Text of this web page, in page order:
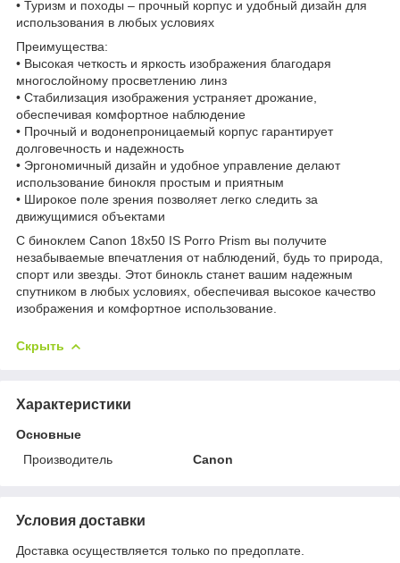
• Туризм и походы – прочный корпус и удобный дизайн для
использования в любых условиях
Преимущества:
• Высокая четкость и яркость изображения благодаря
многослойному просветлению линз
• Стабилизация изображения устраняет дрожание,
обеспечивая комфортное наблюдение
• Прочный и водонепроницаемый корпус гарантирует
долговечность и надежность
• Эргономичный дизайн и удобное управление делают
использование бинокля простым и приятным
• Широкое поле зрения позволяет легко следить за
движущимися объектами
С биноклем Canon 18x50 IS Porro Prism вы получите
незабываемые впечатления от наблюдений, будь то природа,
спорт или звезды. Этот бинокль станет вашим надежным
спутником в любых условиях, обеспечивая высокое качество
изображения и комфортное использование.
Скрыть
Характеристики
Основные
Производитель
Canon
Условия доставки
Доставка осуществляется только по предоплате.